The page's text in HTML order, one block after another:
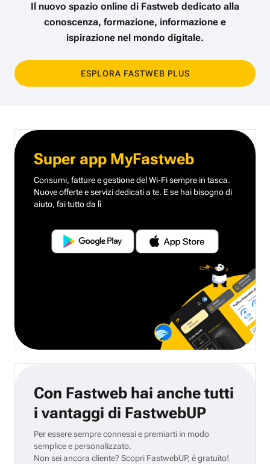
Il nuovo spazio online di Fastweb dedicato alla
conoscenza, formazione, informazione e
ispirazione nel mondo digitale.
ESPLORA FASTWEB PLUS
Super app MyFastweb
Consumi, fatture e gestione del Wi-Fi sempre in tasca.
Nuove offerte e servizi dedicati a te. E se hai bisogno di
aiuto, fai tutto da lì
Con Fastweb hai anche tutti
i vantaggi di FastwebUP
Per essere sempre connessi e premiarti in modo
semplice e personalizzato.
Non sei ancora cliente? Scopri FastwebUP, è gratuito!